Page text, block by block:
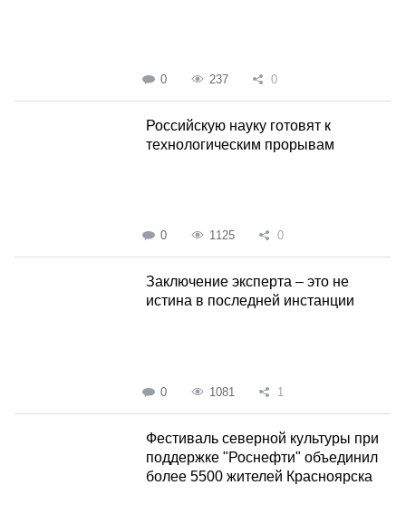
0 237 0
Российскую науку готовят к
технологическим прорывам
0 1125 0
Заключение эксперта – это не
истина в последней инстанции
0 1081 1
Фестиваль северной культуры при
поддержке "Роснефти" объединил
более 5500 жителей Красноярска